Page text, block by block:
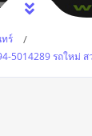
ร์
5014289 รถใหม่ ส